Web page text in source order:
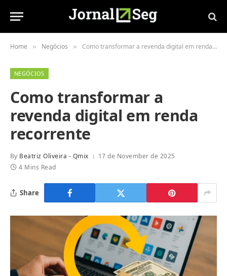
Home » Negócios » Como transformar a revenda digital em renda recorrente
NEGÓCIOS
Como transformar a
revenda digital em renda
recorrente
By Beatriz Oliveira - Qmix
17 de November de 2025
4 Mins Read
Share